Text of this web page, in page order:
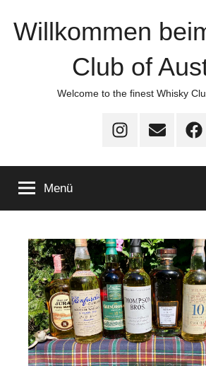
InhaltWillkommen
Club of
Welcome to the finest Whisky
Instagram
WCOA
E-
Menü